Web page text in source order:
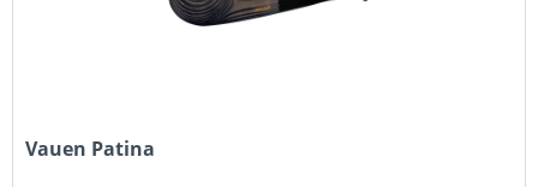
Vauen Patina